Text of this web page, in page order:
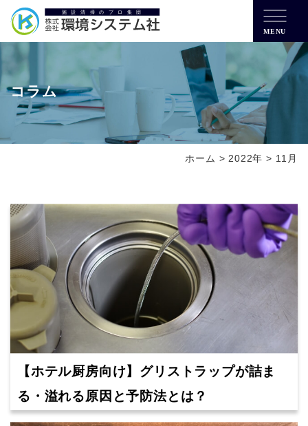
MENU
コラム
ホーム >2022年 > 11月
【ホテル厨房向け】グリストラップが詰ま
る・溢れる原因と予防法とは？